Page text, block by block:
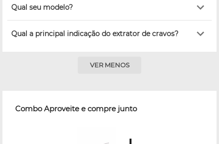
Qual seu modelo?
Qual a principal indicação do extrator de cravos?
VER MENOS
Combo Aproveite e compre junto